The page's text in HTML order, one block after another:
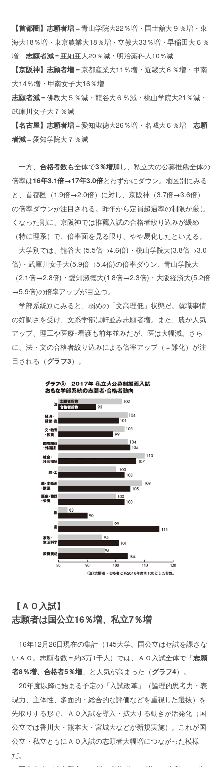
【首都圏】志願者増＝青山学院大22％増・国士舘大９％増・東
海大18％増・東京農業大18％増・立教大33％増・早稲田大６％
増 志願者減＝亜細亜大20％減・明治薬科大10％減
【京阪神】志願者増＝京都産業大11％増・近畿大６％増・甲南
大14％増・甲南女子大16％増
志願者減＝佛教大５％減・龍谷大６％減・桃山学院大21％減・
武庫川女子大７％減
【名古屋】志願者増＝愛知淑徳大26％増・名城大６％増 志願
者減＝愛知学院大７％減
一方、 合格者数も全体で3％増加 し、私立大の公募推薦全体の
倍率は16年3.1倍→17年3.0倍とわずかにダウン。地区別にみる
と、首都圏（1.9倍→2.0倍）に対し、京阪神（3.7倍→3.6倍）
の倍率ダウンが注目される。昨年から定員超過率の制限が厳し
くなった割に、京阪神では推薦入試の合格者絞り込みが緩め
（特に理系）で、倍率面を見る限り、やや易化したといえる。
大学別では、龍谷大 (5.5倍→4.6倍)・桃山学院大(3.8倍→3.0
倍)・武庫川女子大(5.9倍→5.4倍)の倍率ダウン、青山学院大
（2.1倍→2.8倍)・愛知淑徳大(1.8倍→2.3倍)・大阪経済大(5.2倍
→5.9倍)の倍率アップが目立つ。
学部系統別にみると、弱めの「文高理低」状態だ。就職事情
の好調さを受け、文系学部は軒並み志願者増。また、農が人気
アップ、理工や医療･看護も前年並みだが、医は大幅減。さら
に、法・文の合格者絞り込みによる倍率アップ（＝難化）が注
目される（グラフ3）。
【ＡＯ入試】
志願者は国公立16％増、私立7％増
16年12月26日現在の集計（145大学。国公立はセ試を課さな
いＡＯ。志願者数＝約3万1千人）では、ＡＯ入試全体で「志願
者8％増、合格者5％増 」と人気が高まった（グラフ4）。
20年度以降に始まる予定の「入試改革」（論理的思考力・表
現力、主体性、多面的・総合的な評価などを重視した選抜）を
先取りする形で、ＡＯ入試を導入・拡大する動きが活発化（国
公立では香川大・熊本大・宮城大などが新規実施）。これが国
公立・私立ともにＡＯ入試の志願者大幅増につながった模様
だ。